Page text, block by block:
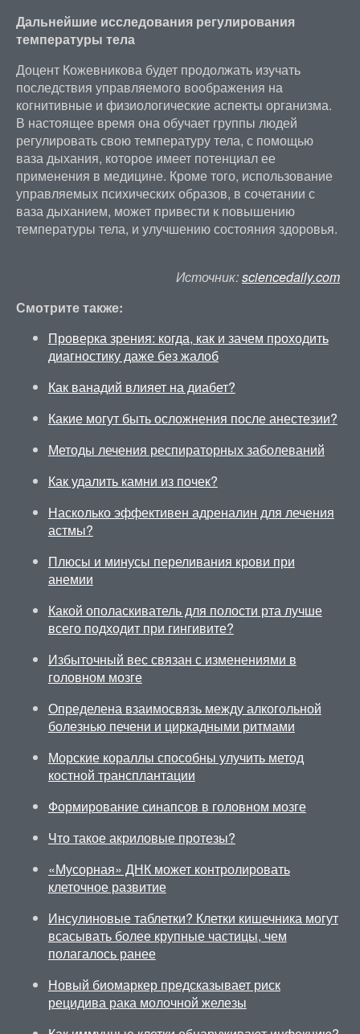
Дальнейшие исследования регулирования
температуры тела
Доцент Кожевникова будет продолжать изучать
последствия управляемого воображения на
когнитивные и физиологические аспекты организма.
В настоящее время она обучает группы людей
регулировать свою температуру тела, с помощью
ваза дыхания, которое имеет потенциал ее
применения в медицине. Кроме того, использование
управляемых психических образов, в сочетании с
ваза дыханием, может привести к повышению
температуры тела, и улучшению состояния здоровья.
Источник:sciencedaily.com
Смотрите также:
Проверка зрения: когда, как и зачем проходить
диагностику даже без жалоб
Как ванадий влияет на диабет?
Какие могут быть осложнения после анестезии?
Методы лечения респираторных заболеваний
Как удалить камни из почек?
Насколько эффективен адреналин для лечения
астмы?
Плюсы и минусы переливания крови при
анемии
Какой ополаскиватель для полости рта лучше
всего подходит при гингивите?
Избыточный вес связан с изменениями в
головном мозге
Определена взаимосвязь между алкогольной
болезнью печени и циркадными ритмами
Морские кораллы способны улучить метод
костной трансплантации
Формирование синапсов в головном мозге
Что такое акриловые протезы?
«Мусорная» ДНК может контролировать
клеточное развитие
Инсулиновые таблетки? Клетки кишечника могут
всасывать более крупные частицы, чем
полагалось ранее
Новый биомаркер предсказывает риск
рецидива рака молочной железы